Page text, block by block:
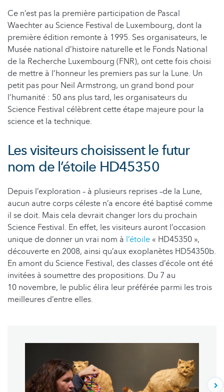
Ce n’est pas la première participation de Pascal
Waechter au Science Festival de Luxembourg, dont la
première édition remonte à 1995. Ses organisateurs, le
Musée national d’histoire naturelle et le Fonds National
de la Recherche Luxembourg (FNR), ont cette fois choisi
de mettre à l’honneur les premiers pas sur la Lune. Un
petit pas pour Neil Armstrong, un grand bond pour
l’humanité : 50 ans plus tard, les organisateurs du
Science Festival célèbrent cette étape majeure pour la
science et la technique.
Les visiteurs choisissent le futur
nom de l’étoile HD45350
Depuis l’exploration – à plusieurs reprises –de la Lune,
aucun autre corps céleste n’a encore été baptisé comme
il se doit. Mais cela devrait changer lors du prochain
Science Festival. En effet, les visiteurs auront l’occasion
unique de donner un vrai nom à l’étoile « HD45350 »,
découverte en 2008, ainsi qu’aux exoplanètes HD54350b.
En amont du Science Festival, des classes d’école ont été
invitées à soumettre des propositions. Du 7 au
10 novembre, le public élira leur préférée parmi les trois
meilleures d’entre elles.